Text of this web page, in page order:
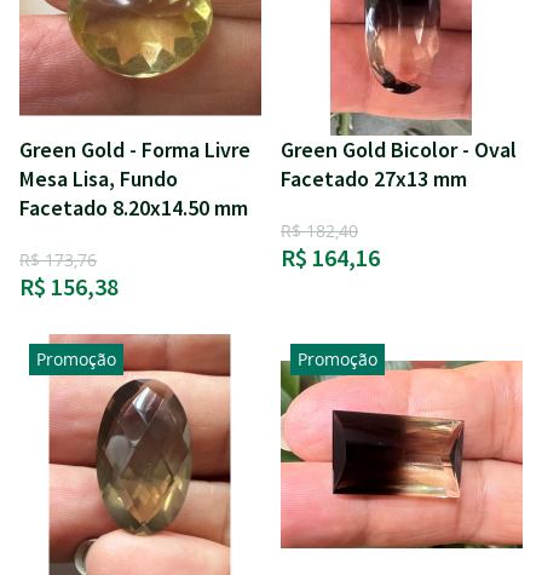
Green Gold - Forma Livre
Mesa Lisa, Fundo
Facetado 8.20x14.50 mm
R$ 173,76
R$ 156,38
Green Gold Bicolor - Oval
Facetado 27x13 mm
R$ 182,40
R$ 164,16
Promoção Promoção